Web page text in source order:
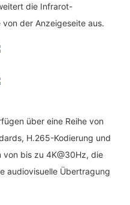
die Infrarot-
der Anzeigeseite aus.
über eine Reihe von
H.265-Kodierung und
bis zu 4K@30Hz, die
audiovisuelle Übertragung